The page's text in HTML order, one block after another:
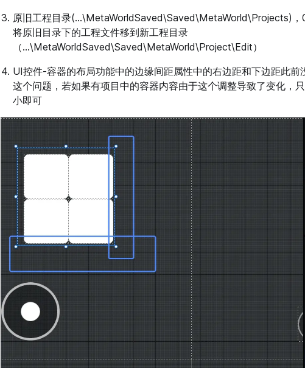
原旧工程目录(...\MetaWorldSaved\Saved\MetaWorld\Projects)，
将原旧目录下的工程文件移到新工程目录
（...\MetaWorldSaved\Saved\MetaWorld\Project\Edit）
UI控件-容器的布局功能中的边缘间距属性中的右边距和下边距此前
这个问题，若如果有项目中的容器内容由于这个调整导致了变化，
小即可